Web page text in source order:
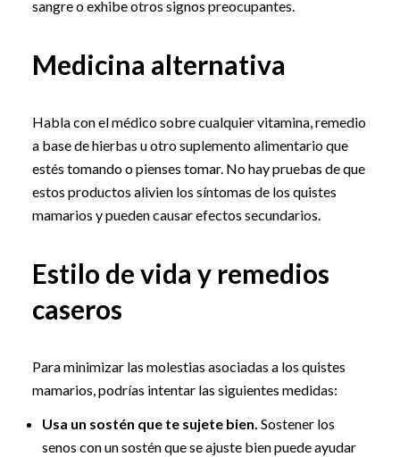
sangre o exhibe otros signos preocupantes.
Medicina alternativa
Habla con el médico sobre cualquier vitamina, remedio
a base de hierbas u otro suplemento alimentario que
estés tomando o pienses tomar. No hay pruebas de que
estos productos alivien los síntomas de los quistes
mamarios y pueden causar efectos secundarios.
Estilo de vida y remedios
caseros
Para minimizar las molestias asociadas a los quistes
mamarios, podrías intentar las siguientes medidas:
Usa un sostén que te sujete bien. Sostener los
senos con un sostén que se ajuste bien puede ayudar